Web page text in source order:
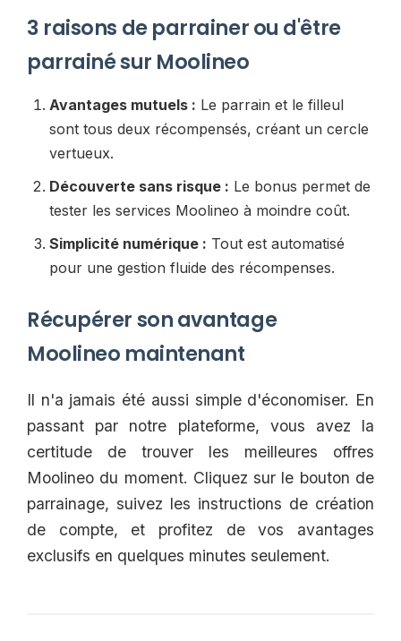
3 raisons de parrainer ou d'être
parrainé sur Moolineo
Avantages mutuels : Le parrain et le filleul
sont tous deux récompensés, créant un cercle
vertueux.
Découverte sans risque : Le bonus permet de
tester les services Moolineo à moindre coût.
Simplicité numérique : Tout est automatisé
pour une gestion fluide des récompenses.
Récupérer son avantage
Moolineo maintenant
Il n'a jamais été aussi simple d'économiser. En
passant par notre plateforme, vous avez la
certitude de trouver les meilleures offres
Moolineo du moment. Cliquez sur le bouton de
parrainage, suivez les instructions de création
de compte, et profitez de vos avantages
exclusifs en quelques minutes seulement.